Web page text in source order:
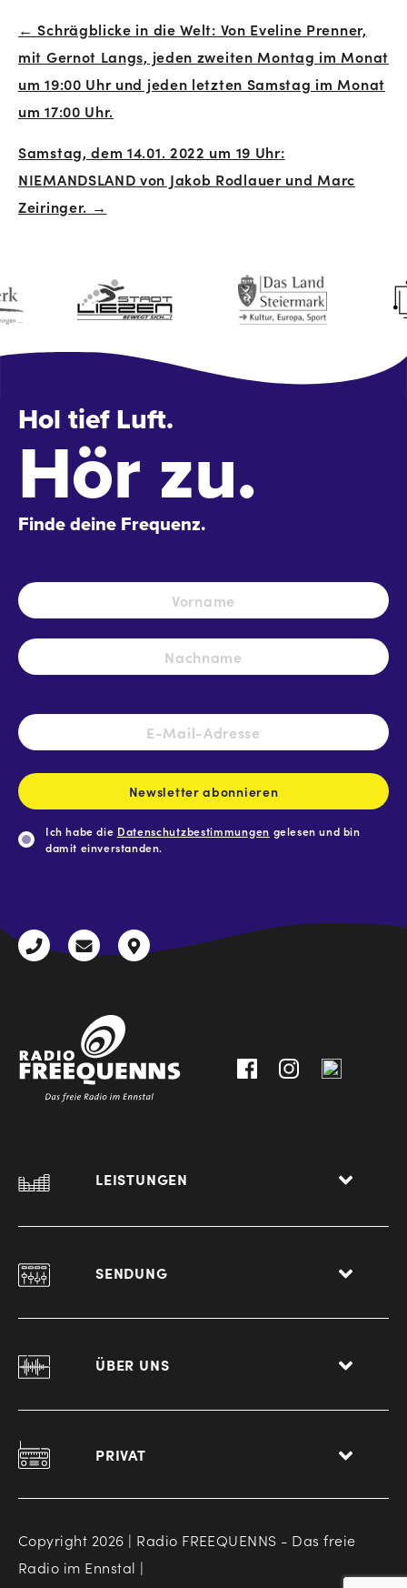
Beitrags-
Navigation
← Schrägblicke in die Welt: Von Eveline Prenner,
mit Gernot Langs, jeden zweiten Montag im Monat
um 19:00 Uhr und jeden letzten Samstag im Monat
um 17:00 Uhr.
Samstag, dem 14.01. 2022 um 19 Uhr:
NIEMANDSLAND von Jakob Rodlauer und Marc
Zeiringer. →
Hol tief Luft.
Hör zu.
Finde deine Frequenz.
Name *
E-
Mail-
Newsletter abonnieren
Ich habe die Datenschutzbestimmungen gelesen und bin
damit einverstanden.
+43
radio@freequenns.at
Kulturhausstraße
LEISTUNGEN
SENDUNG
ÜBER UNS
PRIVAT
Copyright 2026 | Radio FREEQUENNS - Das freie
Radio im Ennstal |